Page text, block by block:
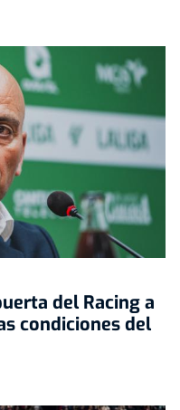
del Racing a
condiciones del